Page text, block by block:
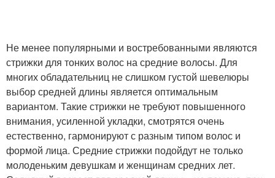
Не менее популярными и востребованными являются
стрижки для тонких волос на средние волосы. Для
многих обладательниц не слишком густой шевелюры
выбор средней длины является оптимальным
вариантом. Такие стрижки не требуют повышенного
внимания, усиленной укладки, смотрятся очень
естественно, гармонируют с разным типом волос и
формой лица. Средние стрижки подойдут не только
молоденьким девушкам и женщинам средних лет.